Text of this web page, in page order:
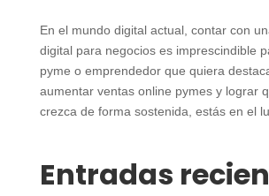
En el mundo digital actual, contar con
digital para negocios es imprescindible
pyme o emprendedor que quiera
aumentar ventas online pymes y lograr
crezca de forma sostenida, estás en el
Entradas